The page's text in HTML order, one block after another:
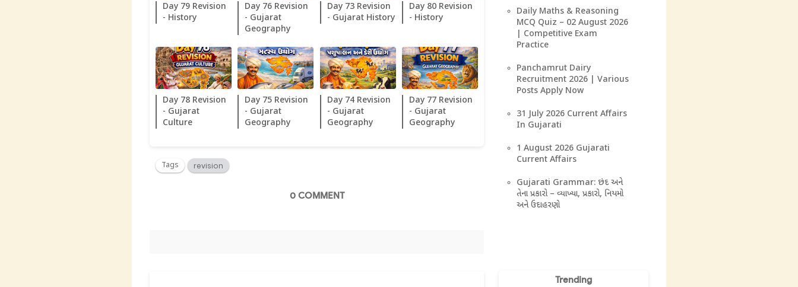
Day 79 Revision
- History
Day 76 Revision
- Gujarat
Geography
Day 73 Revision
- Gujarat History
Day 80 Revision
- History
Day 78 Revision
- Gujarat
Culture
Day 75 Revision
- Gujarat
Geography
Day 74 Revision
- Gujarat
Geography
Day 77 Revision
- Gujarat
Geography
Tags revision
0 COMMENT
Daily Maths & Reasoning
MCQ Quiz – 02 August 2026
| Competitive Exam
Practice
Panchamrut Dairy
Recruitment 2026 | Various
Posts Apply Now
31 July 2026 Current Affairs
In Gujarati
1 August 2026 Gujarati
Current Affairs
Gujarati Grammar: છંદ અને
તેના પ્રકારો – વ્યાખ્યા, પ્રકારો, નિયમો
અને ઉદાહરણો
Trending